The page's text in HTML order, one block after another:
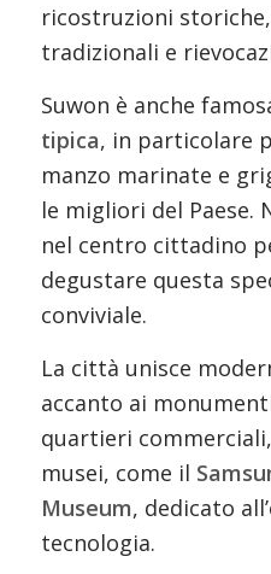
ricostruzioni
tradizionali e
Suwon è anche
tipica, in particolare
manzo marinate e
le migliori del
nel centro cittadino
degustare questa
conviviale.
La città unisce
accanto ai
quartieri
musei, come il
Museum, dedicato
tecnologia.